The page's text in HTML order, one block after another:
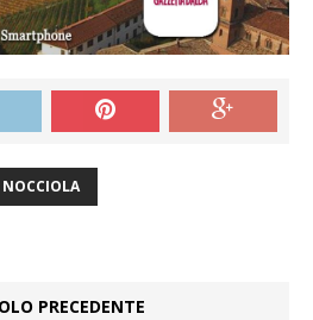
NOCCIOLA
PRECEDENTE